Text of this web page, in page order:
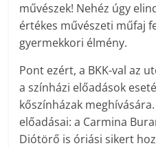
művészek! Nehéz úgy
értékes művészeti műfaj
gyermekkori élmény.
Pont ezért, a BKK-val az
a színházi előadások
kőszínházak
előadásai: a Carmina
Diótörő is óriási sikert